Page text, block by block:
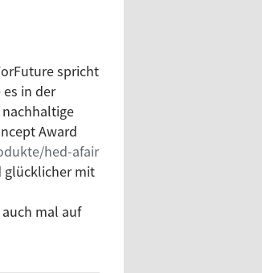
spricht
in der
Award
hed-afair
glücklicher mit
mal auf